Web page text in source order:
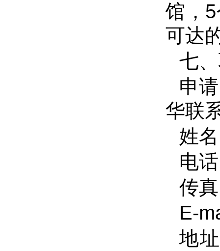
馆， 5
可达
七
申
华联
姓
电
传
E-
地